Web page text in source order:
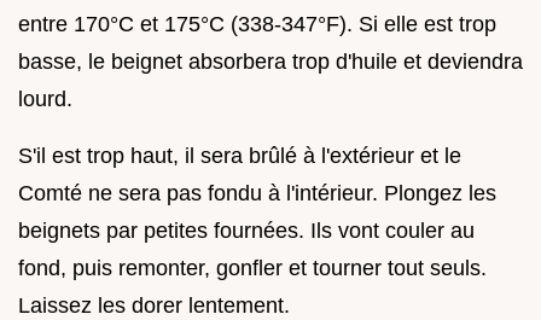
entre 170°C et 175°C (338-347°F). Si elle est trop
basse, le beignet absorbera trop d'huile et deviendra
lourd.
S'il est trop haut, il sera brûlé à l'extérieur et le
Comté ne sera pas fondu à l'intérieur. Plongez les
beignets par petites fournées. Ils vont couler au
fond, puis remonter, gonfler et tourner tout seuls.
Laissez les dorer lentement.